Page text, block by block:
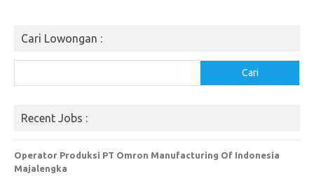
Cari Lowongan :
Cari
Recent Jobs :
Operator Produksi PT Omron Manufacturing Of Indonesia
Majalengka